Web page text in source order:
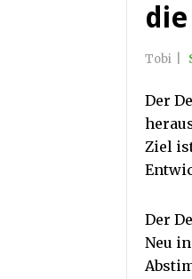
Tobi
Der
Ziel
Der
Neu